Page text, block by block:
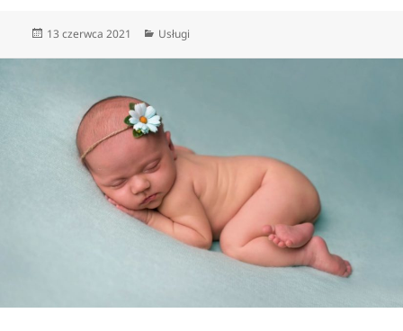
Data
13 czerwca 2021 Kategorie
Usługi